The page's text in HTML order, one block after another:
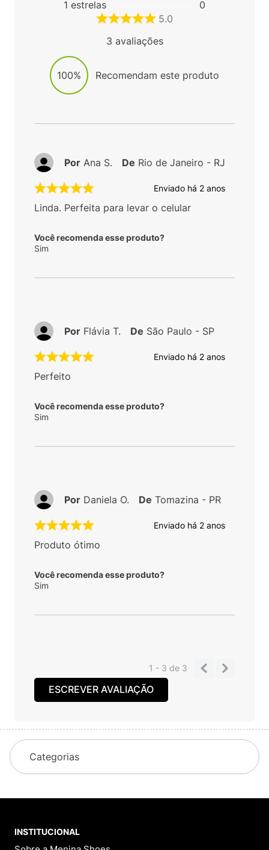
1 estrelas
0
5.0
3 avaliações
100% Recomendam este produto
Enviado há 2 anos
Linda. Perfeita para levar o celular
Você recomenda esse produto?
Sim
Por Ana S. De Rio de Janeiro - RJ
Enviado há 2 anos
Perfeito
Você recomenda esse produto?
Sim
Por Flávia T. De São Paulo - SP
Enviado há 2 anos
Produto ótimo
Você recomenda esse produto?
Sim
Por Daniela O. De Tomazina - PR
1 - 3de 3
ESCREVER AVALIAÇÃO
Categorias
INSTITUCIONAL